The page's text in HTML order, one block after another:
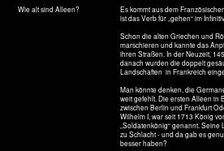
Um die 250 Jahre alte Eichen, wie die in Gröben sagen